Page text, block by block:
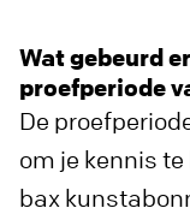
Wat gebeurd
proefperiode
De
om je kennis
bax